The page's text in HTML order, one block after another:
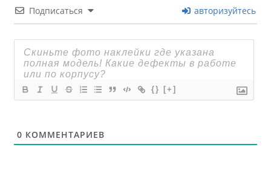
Подписаться авторизуйтесь
{} [+]
0 КОММЕНТАРИЕВ